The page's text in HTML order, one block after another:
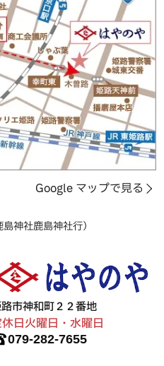
Google マップで見る
神社鹿島神社行）
市神和町２２番地
日火曜日・水曜日
079-282-7655